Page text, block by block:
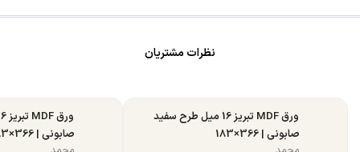
نظرات مشتریان
ورق MDF تبریز 16 میل طرح سفید
صابونی | 366×183
صابونی | 366×183